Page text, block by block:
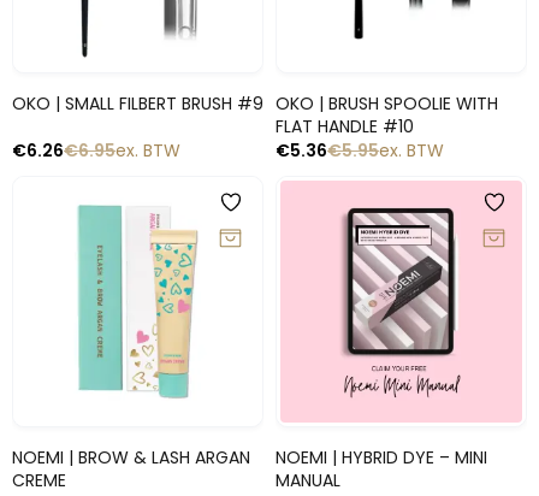
OKO | SMALL FILBERT BRUSH #9
€6.95
€6.26 ex. BTW
OKO | BRUSH SPOOLIE WITH
FLAT HANDLE #10
€5.95
€5.36 ex. BTW
NOEMI | BROW & LASH ARGAN
CREME
NOEMI | HYBRID DYE – MINI
MANUAL